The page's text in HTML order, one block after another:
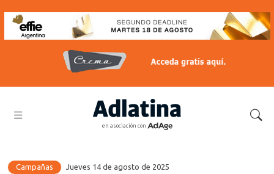
en asociación con
Campañas Jueves 14 de agosto de 2025